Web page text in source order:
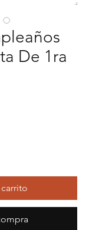
De 1ra